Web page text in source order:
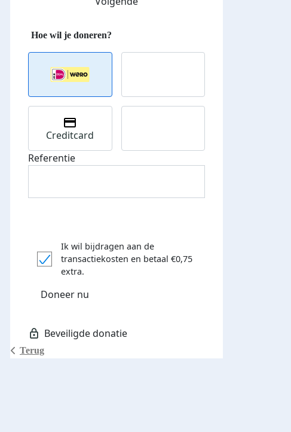
Donateurs bedankt
Terug
Creditcard
Referentie
Ik wil bijdragen aan de
transactiekosten en betaal €0,75
extra.
Doneer nu